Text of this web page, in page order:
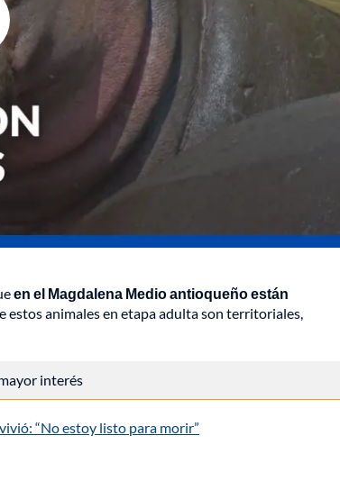
en el Magdalena Medio antioqueño están
estos animales en etapa adulta son territoriales,
interés
“No estoy listo para morir”